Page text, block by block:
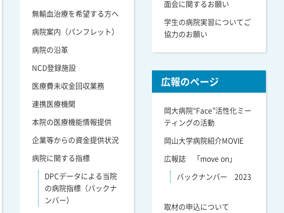
無輸血治療を希望する方へ
病院案内（パンフレット）
病院の沿革
NCD登録施設
医療費未収金回収業務
連携医療機関
本院の医療機能情報提供
企業等からの資金提供状況
病院に関する指標
DPCデータによる当院
の病院指標（バックナ
ンバー）
面会に関するお願い
学生の病院実習についてご
協力のお願い
広報のページ
岡大病院“Face”活性化ミー
ティングの活動
岡山大学病院紹介MOVIE
広報誌 「move on」
バックナンバー 2023
取材の申込について